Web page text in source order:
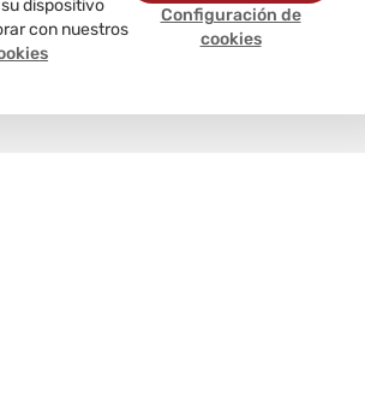
dispositivo
con nuestros
Configuración de
cookies